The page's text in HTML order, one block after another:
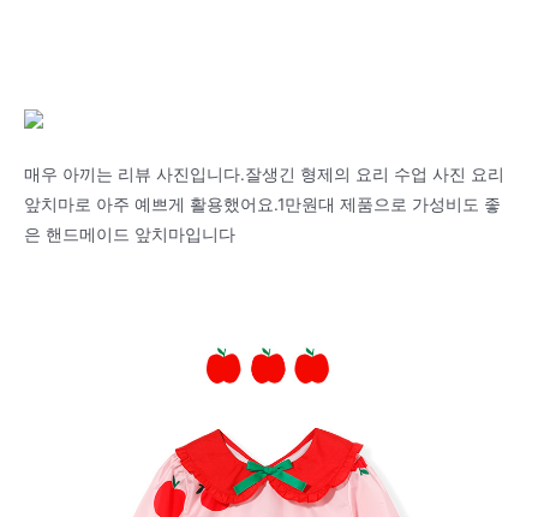
매우 아끼는 리뷰 사진입니다.잘생긴 형제의 요리 수업 사진 요리
앞치마로 아주 예쁘게 활용했어요.1만원대 제품으로 가성비도 좋
은 핸드메이드 앞치마입니다